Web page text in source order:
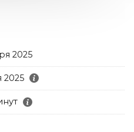
2025
2025